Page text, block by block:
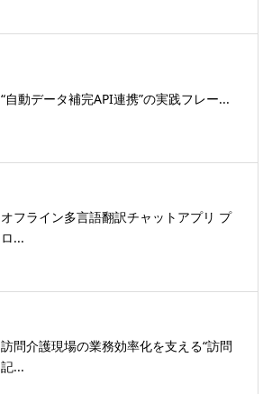
“自動データ補完API連携”の実践フレー...
オフライン多言語翻訳チャットアプリ プ
ロ...
訪問介護現場の業務効率化を支える“訪問
記...